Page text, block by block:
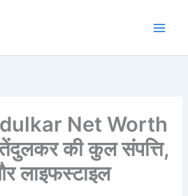
Net Worth
की कुल संपत्ति,
लाइफस्टाइल